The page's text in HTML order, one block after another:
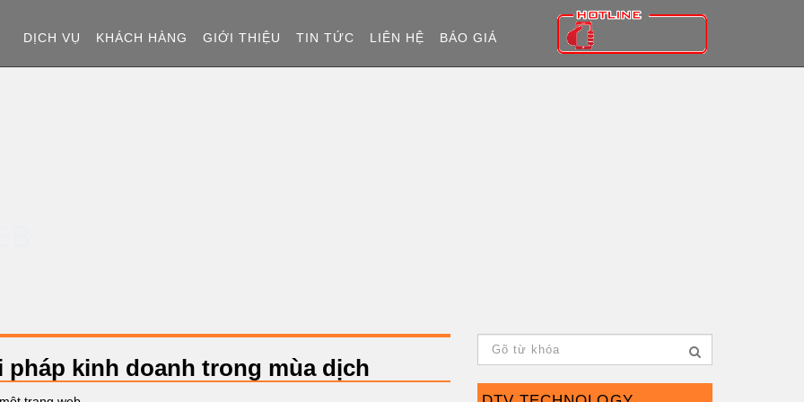
DỊCH VỤ KHÁCH HÀNG GIỚI THIỆU TIN TỨC LIÊN HỆ BÁO GIÁ
pháp kinh doanh trong mùa dịch